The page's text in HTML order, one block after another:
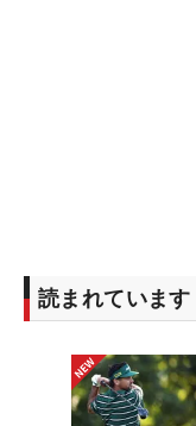
読まれています